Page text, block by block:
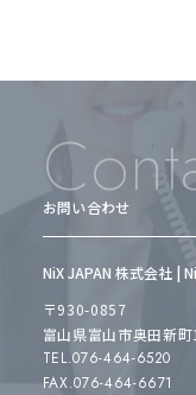
お問い合わせ
NiX JAPAN 株式会社 |
〒930-0857
富山県富山市奥田新
TEL.076-464-6520
FAX.076-464-6671